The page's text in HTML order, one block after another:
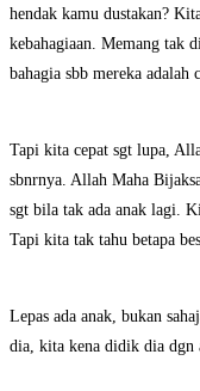
hendak kamu dustakan?
kebahagiaan. Memang tak
bahagia sbb mereka adalah
Tapi kita cepat sgt lupa,
sbnrnya. Allah Maha
sgt bila tak ada anak lagi.
Tapi kita tak tahu betapa
Lepas ada anak, bukan
dia, kita kena didik dia dgn